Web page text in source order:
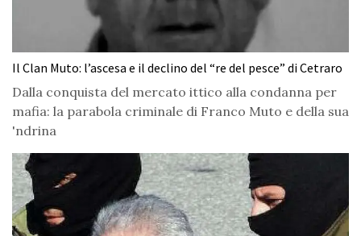
Il Clan Muto: l’ascesa e il declino del “re del pesce” di Cetraro
Dalla conquista del mercato ittico alla condanna per
mafia: la parabola criminale di Franco Muto e della sua
'ndrina